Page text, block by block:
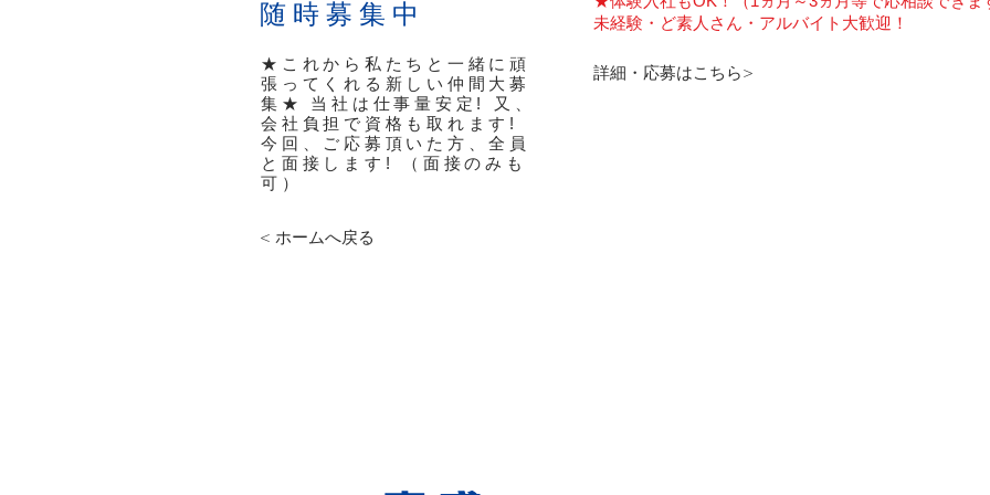
​随時募集中
未経験・ど素人さん・アルバイト大歓迎！
★これから私たちと一緒に頑
張ってくれる新しい仲間大募
集★ 当社は仕事量安定! 又、
会社負担で資格も取れます!
今回、ご応募頂いた方、全員
と面接します! （面接のみも
可）
詳細・応募はこちら>
< ホームへ戻る